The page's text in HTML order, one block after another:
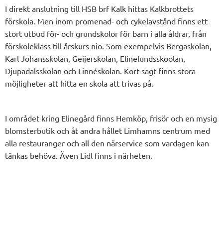
I direkt anslutning till HSB brf Kalk hittas Kalkbrottets
förskola. Men inom promenad- och cykelavstånd finns ett
stort utbud för- och grundskolor för barn i alla åldrar, från
förskoleklass till årskurs nio. Som exempelvis Bergaskolan,
Karl Johansskolan, Geijerskolan, Elinelundsskoolan,
Djupadalsskolan och Linnéskolan. Kort sagt finns stora
möjligheter att hitta en skola att trivas på.
I området kring Elinegård finns Hemköp, frisör och en mysig
blomsterbutik och åt andra hållet Limhamns centrum med
alla restauranger och all den närservice som vardagen kan
tänkas behöva. Även Lidl finns i närheten.